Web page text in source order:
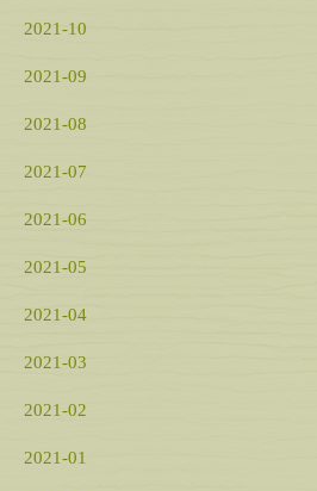
2021-10
2021-09
2021-08
2021-07
2021-06
2021-05
2021-04
2021-03
2021-02
2021-01